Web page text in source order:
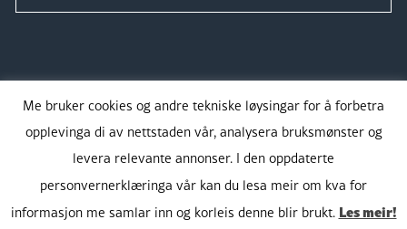
Takk for støtta:
Me bruker cookies og andre tekniske løysingar for å forbetra
opplevinga di av nettstaden vår, analysera bruksmønster og
levera relevante annonser. I den oppdaterte
personvernerklæringa vår kan du lesa meir om kva for
informasjon me samlar inn og korleis denne blir brukt. Les meir!